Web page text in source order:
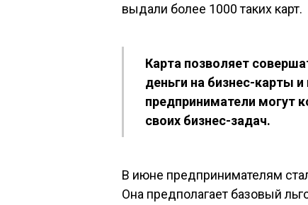
выдали более 1000 таких карт.
Карта позволяет
деньги на бизнес-карты
предприниматели могут
своих бизнес-задач.
В июне предпринимателям
Она предполагает базовый